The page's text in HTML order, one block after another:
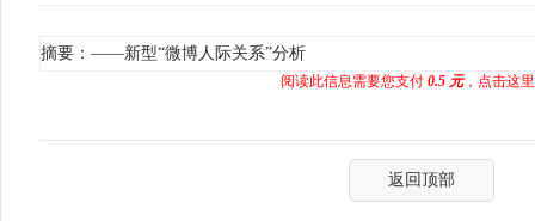
摘要：——新型“微博人际关系”分析
阅读此信息需要您支付 0.5 元，点击这
返回顶部